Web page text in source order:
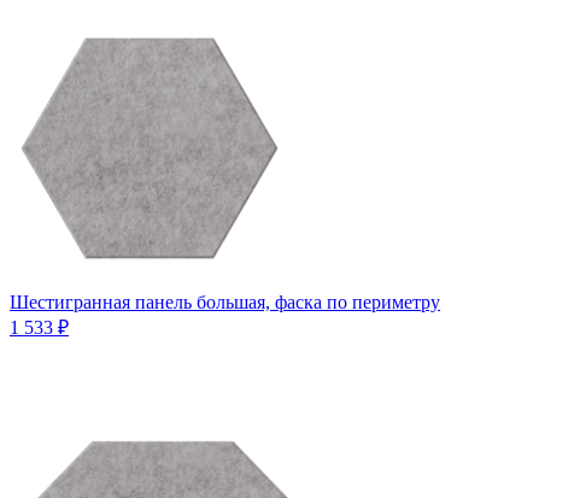
Шестигранная панель большая, фаска по периметру
1 533 ₽